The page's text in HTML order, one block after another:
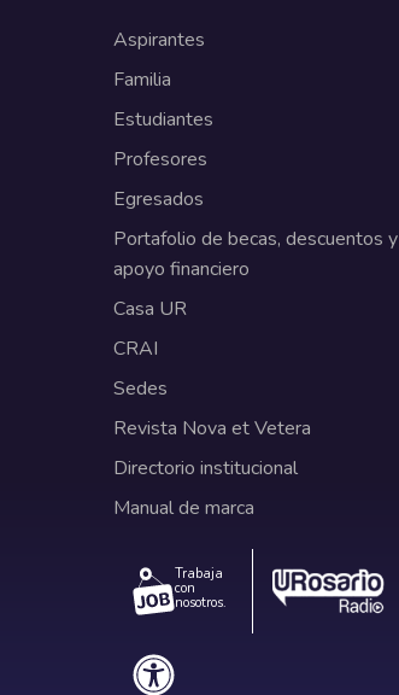
Aspirantes
Familia
Estudiantes
Profesores
Egresados
Portafolio de becas, descuentos y
apoyo financiero
Casa UR
CRAI
Sedes
Revista Nova et Vetera
Directorio institucional
Manual de marca
Trabaja
con
nosotros.